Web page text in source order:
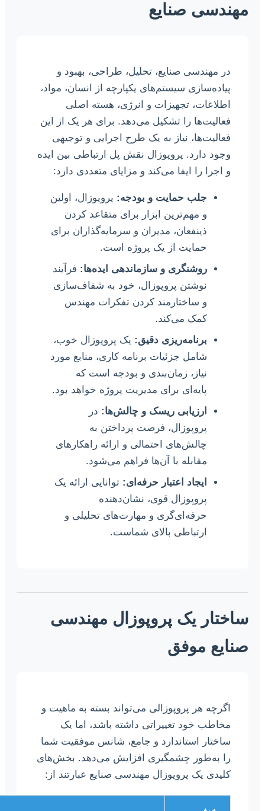
مهندسی صنایع
در مهندسی صنایع، تحلیل، طراحی، بهبود و
پیاده‌سازی سیستم‌های یکپارچه از انسان، مواد،
اطلاعات، تجهیزات و انرژی، هسته اصلی
فعالیت‌ها را تشکیل می‌دهد. برای هر یک از این
فعالیت‌ها، نیاز به یک طرح اجرایی و توجیهی
وجود دارد. پروپوزال نقش پل ارتباطی بین ایده
و اجرا را ایفا می‌کند و مزایای متعددی دارد:
جلب حمایت و بودجه:پروپوزال، اولین
و مهم‌ترین ابزار برای متقاعد کردن
ذینفعان، مدیران و سرمایه‌گذاران برای
حمایت از یک پروژه است.
روشنگری و سازماندهی ایده‌ها:فرآیند
نوشتن پروپوزال، خود به شفاف‌سازی
و ساختارمند کردن تفکرات مهندس
کمک می‌کند.
برنامه‌ریزی دقیق:یک پروپوزال خوب،
شامل جزئیات برنامه کاری، منابع مورد
نیاز، زمان‌بندی و بودجه است که
پایه‌ای برای مدیریت پروژه خواهد بود.
ارزیابی ریسک و چالش‌ها:در
پروپوزال، فرصت پرداختن به
چالش‌های احتمالی و ارائه راهکارهای
مقابله با آن‌ها فراهم می‌شود.
ایجاد اعتبار حرفه‌ای:توانایی ارائه یک
پروپوزال قوی، نشان‌دهنده
حرفه‌ای‌گری و مهارت‌های تحلیلی و
ارتباطی بالای شماست.
ساختار یک پروپوزال مهندسی
صنایع موفق
اگرچه هر پروپوزالی می‌تواند بسته به ماهیت و
مخاطب خود تغییراتی داشته باشد، اما یک
ساختار استاندارد و جامع، شانس موفقیت شما
را به‌طور چشمگیری افزایش می‌دهد. بخش‌های
کلیدی یک پروپوزال مهندسی صنایع عبارتند از: